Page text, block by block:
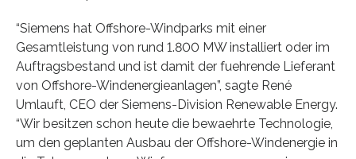
“Siemens hat Offshore-Windparks mit einer
Gesamtleistung von rund 1.800 MW installiert oder im
Auftragsbestand und ist damit der fuehrende Lieferant
von Offshore-Windenergieanlagen”, sagte René
Umlauft, CEO der Siemens-Division Renewable Energy.
“Wir besitzen schon heute die bewaehrte Technologie,
um den geplanten Ausbau der Offshore-Windenergie in